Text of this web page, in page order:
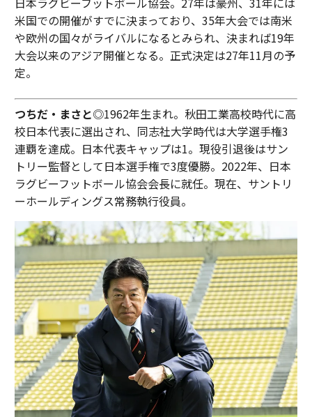
米国での開催がすでに決まっており、35年大会では南米
や欧州の国々がライバルになるとみられ、決まれば19年
大会以来のアジア開催となる。正式決定は27年11月の予
定。
つちだ・まさと◎1962年生まれ。秋田工業高校時代に高
校日本代表に選出され、同志社大学時代は大学選手権3
連覇を達成。日本代表キャップは1。現役引退後はサン
トリー監督として日本選手権で3度優勝。2022年、日本
ラグビーフットボール協会会長に就任。現在、サントリ
ーホールディングス常務執行役員。